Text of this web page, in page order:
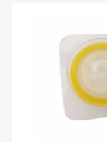
其他常用仪器